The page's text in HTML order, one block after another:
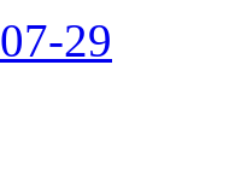
07-29